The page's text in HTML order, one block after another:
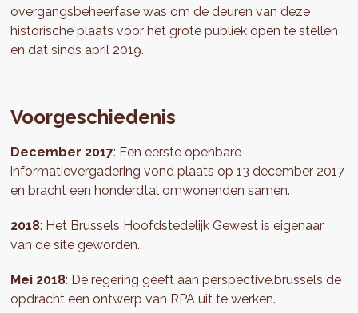
overgangsbeheerfase was om de deuren van deze
historische plaats voor het grote publiek open te stellen
en dat sinds april 2019.
Voorgeschiedenis
December 2017: Een eerste openbare
informatievergadering vond plaats op 13 december 2017
en bracht een honderdtal omwonenden samen.
2018: Het Brussels Hoofdstedelijk Gewest is eigenaar
van de site geworden.
Mei 2018: De regering geeft aan perspective.brussels de
opdracht een ontwerp van RPA uit te werken.